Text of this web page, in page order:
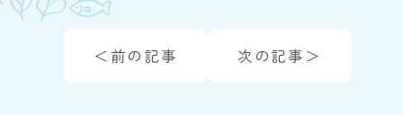
＜前の記事 次の記事＞